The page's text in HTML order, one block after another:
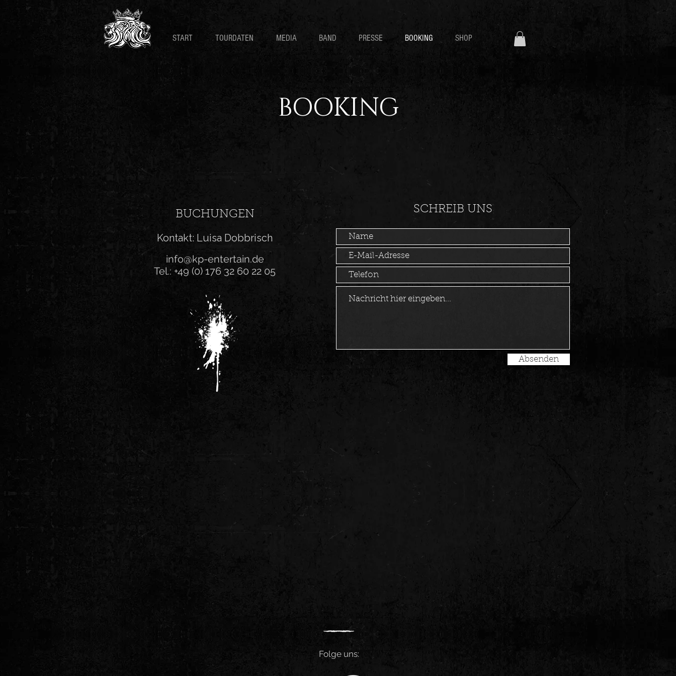
START TOURDATEN MEDIA BAND PRESSE BOOKING SHOP
BOOKING
BUCHUNGEN
Kontakt: Luisa Dobbrisch
info@kp-entertain.de
Tel.: +49 (0) 176 32 60 22 05
SCHREIB UNS
Absenden
Folge uns: